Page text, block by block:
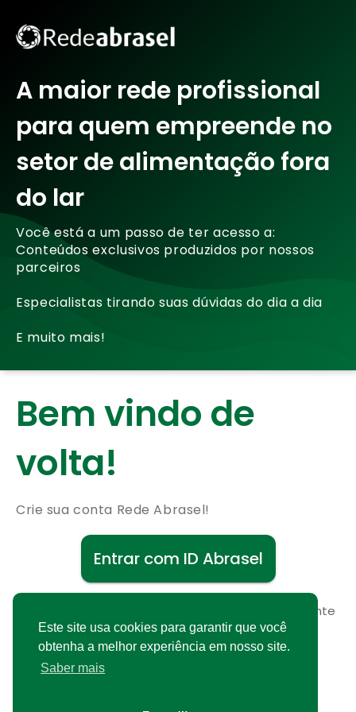
Este site usa cookies para garantir que você
obtenha a melhor experiência em nosso site.
Saber mais
A maior rede profissional
para quem empreende no
setor de alimentação fora
do lar
Você está a um passo de ter acesso a:
Conteúdos exclusivos produzidos por nossos
parceiros
Especialistas tirando suas dúvidas do dia a dia
E muito mais!
Bem vindo de
volta!
Crie sua conta Rede Abrasel!
Entrar com ID Abrasel
Cadastre-se gratuitamente